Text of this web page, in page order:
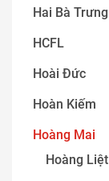
Hai Bà Trưng
HCFL
Hoài Đức
Hoàn Kiếm
Hoàng Mai
Hoàng Liệt